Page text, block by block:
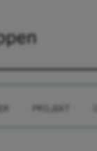
PROJEKT